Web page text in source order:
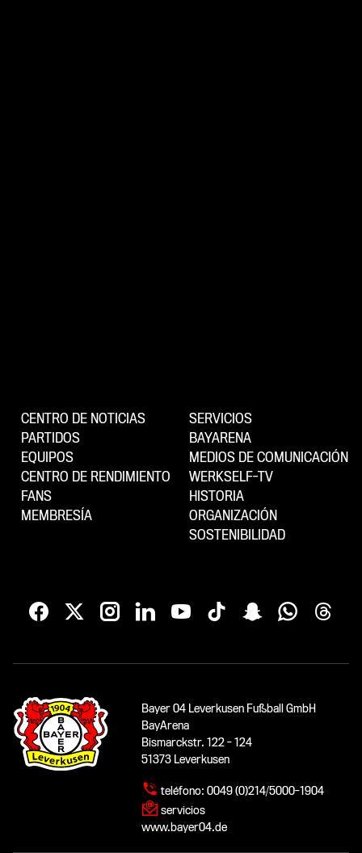
CENTRO DE NOTICIAS
PARTIDOS
EQUIPOS
CENTRO DE RENDIMIENTO
FANS
MEMBRESÍA
SERVICIOS
BAYARENA
MEDIOS DE COMUNICACIÓN
WERKSELF-TV
HISTORIA
ORGANIZACIÓN
SOSTENIBILIDAD
Bayer 04 Leverkusen Fußball GmbH
BayArena
Bismarckstr. 122 - 124
51373 Leverkusen
teléfono: 0049 (0)214/5000-1904
servicios
www.bayer04.de